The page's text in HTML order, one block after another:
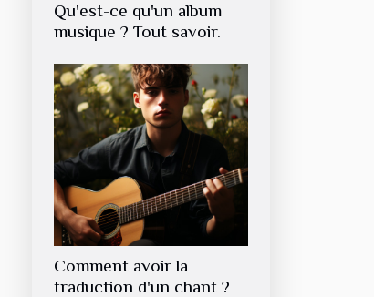
Qu'est-ce qu'un album
musique ? Tout savoir.
Comment avoir la
traduction d'un chant ?